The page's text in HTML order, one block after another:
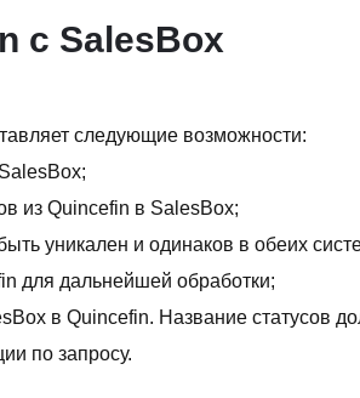
с SalesBox
следующие возможности:
из Quincefin в SalesBox;
уникален и одинаков в обеих
для дальнейшей обработки;
в Quincefin. Название статусов
по запросу.